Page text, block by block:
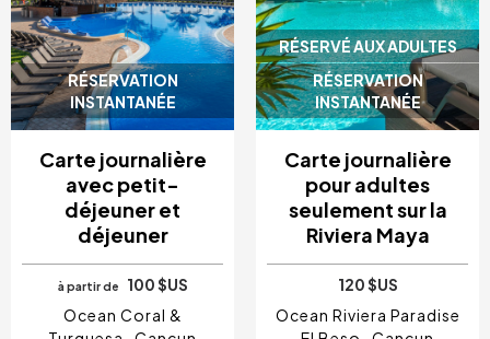
RÉSERVATION
INSTANTANÉE
Carte journalière
avec petit-
déjeuner et
déjeuner
à partir de
100 $US
Ocean Coral &
RÉSERVÉ AUX ADULTES
RÉSERVATION
INSTANTANÉE
Carte journalière
pour adultes
seulement sur la
Riviera Maya
120 $US
Ocean Riviera Paradise